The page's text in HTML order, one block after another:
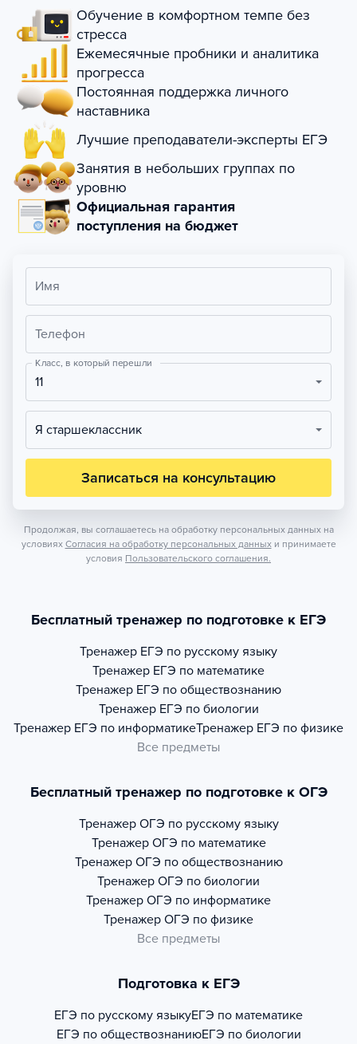
Обучение в комфортном темпе без
стресса
Ежемесячные пробники и аналитика
прогресса
Постоянная поддержка личного
наставника
Лучшие преподаватели-эксперты ЕГЭ
Занятия в небольших группах по
уровню
Официальная гарантия
поступления на бюджет
Имя
Телефон
Класс, в который перешли
11
Я старшеклассник
Записаться на консультацию
Продолжая, вы соглашаетесь на обработку персональных данных на
условиях Согласия на обработку персональных данных и принимаете
условия Пользовательского соглашения.
Бесплатный тренажер по подготовке к ЕГЭ
Тренажер ЕГЭ по русскому языку
Тренажер ЕГЭ по математике
Тренажер ЕГЭ по обществознанию
Тренажер ЕГЭ по биологии
Тренажер ЕГЭ по информатикеТренажер ЕГЭ по физике
Все предметы
Бесплатный тренажер по подготовке к ОГЭ
Тренажер ОГЭ по русскому языку
Тренажер ОГЭ по математике
Тренажер ОГЭ по обществознанию
Тренажер ОГЭ по биологии
Тренажер ОГЭ по информатике
Тренажер ОГЭ по физике
Все предметы
Подготовка к ЕГЭ
ЕГЭ по русскому языкуЕГЭ по математике
ЕГЭ по обществознаниюЕГЭ по биологии